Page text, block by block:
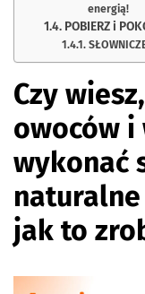
energią!
POBIERZ i
Czy
owoców i
wykonać
jak to